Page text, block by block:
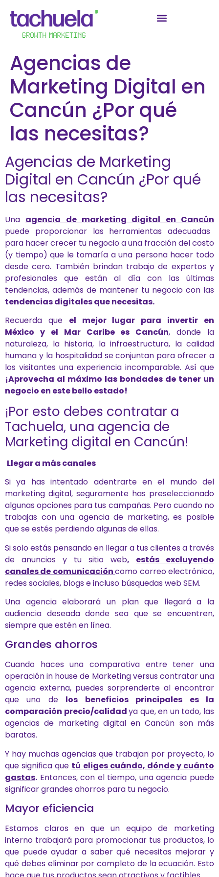
Agencias de
Marketing Digital en
Cancún ¿Por qué
las necesitas?
Agencias de Marketing
Digital en Cancún ¿Por qué
las necesitas?
Una agencia de marketing digital en Cancún
puede proporcionar las herramientas adecuadas
para hacer crecer tu negocio a una fracción del costo
(y tiempo) que le tomaría a una persona hacer todo
desde cero. También brindan trabajo de expertos y
profesionales que están al día con las últimas
tendencias, además de mantener tu negocio con las
tendencias digitales que necesitas.
Recuerda que el mejor lugar para invertir en
México y el Mar Caribe es Cancún, donde la
naturaleza, la historia, la infraestructura, la calidad
humana y la hospitalidad se conjuntan para ofrecer a
los visitantes una experiencia incomparable. Así que
¡Aprovecha al máximo las bondades de tener un
negocio en este bello estado!
¡Por esto debes contratar a
Tachuela, una agencia de
Marketing digital en Cancún!
Llegar a más canales
Si ya has intentado adentrarte en el mundo del
marketing digital, seguramente has preseleccionado
algunas opciones para tus campañas. Pero cuando no
trabajas con una agencia de marketing, es posible
que se estés perdiendo algunas de ellas.
Si solo estás pensando en llegar a tus clientes a través
de anuncios y tu sitio web, estás excluyendo
canales de comunicacióncomo correo electrónico,
redes sociales, blogs e incluso búsquedas web SEM.
Una agencia elaborará un plan que llegará a la
audiencia deseada donde sea que se encuentren,
siempre que estén en línea.
Grandes ahorros
Cuando haces una comparativa entre tener una
operación in house de Marketing versus contratar una
agencia externa, puedes sorprenderte al encontrar
que uno de los beneficios principales es la
comparación precio/calidadya que, en un todo, las
agencias de marketing digital en Cancún son más
baratas.
Y hay muchas agencias que trabajan por proyecto, lo
que significa que tú eliges cuándo, dónde y cuánto
gastas. Entonces, con el tiempo, una agencia puede
significar grandes ahorros para tu negocio.
Mayor eficiencia
Estamos claros en que un equipo de marketing
interno trabajará para promocionar tus productos, lo
que puede ayudar a saber qué necesitas mejorar y
qué debes eliminar por completo de la ecuación. Esto